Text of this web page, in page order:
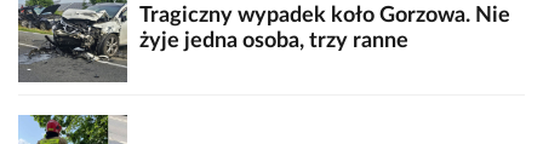
Tragiczny wypadek koło Gorzowa. Nie
żyje jedna osoba, trzy ranne